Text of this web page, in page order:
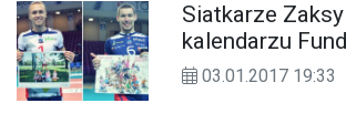
Siatkarze
kalendarzu
Pomogą zebrać
03.01.2017 19:33